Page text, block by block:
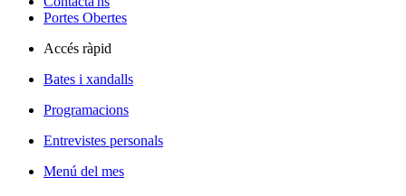
Portes Obertes
Accés ràpid
Bates i xandalls
Programacions
Entrevistes personals
Menú del mes